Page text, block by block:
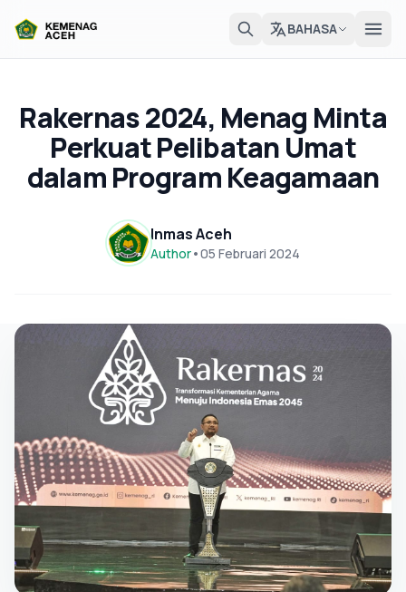
BAHASA
Rakernas 2024, Menag Minta
Perkuat Pelibatan Umat
dalam Program Keagamaan
Inmas Aceh
Author•05 Februari 2024